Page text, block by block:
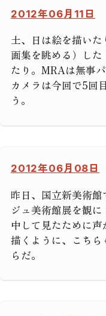
2012年06月11日
土、日は絵を描い
画集を眺める）し
たり。MRAは無事
カメラは今回で5回
う。
2012年06月08日
昨日、国立新美術
ジュ美術館展を観
中して見たために
描くように、こち
らだ。